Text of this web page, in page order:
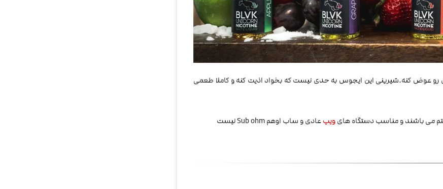
رو عوض کنه.شیرینی این ایجوس به حدی نیست که بخواد اذیت کنه و کاملا طعمی
می باشند و مناسب دستگاه هایویپعادی و ساب اوهم Sub ohm نیست